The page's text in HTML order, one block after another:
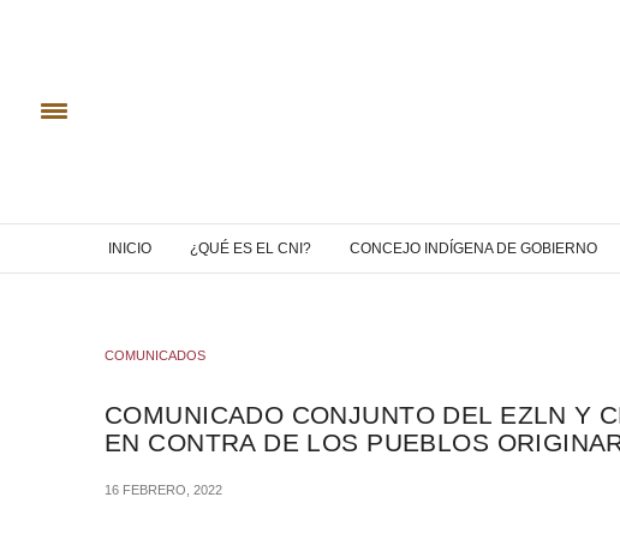
INICIO ¿QUÉ ES EL CNI? CONCEJO INDÍGENA DE GOBIERNO
COMUNICADOS
COMUNICADO CONJUNTO DEL EZLN Y
EN CONTRA DE LOS PUEBLOS
16 FEBRERO, 2022